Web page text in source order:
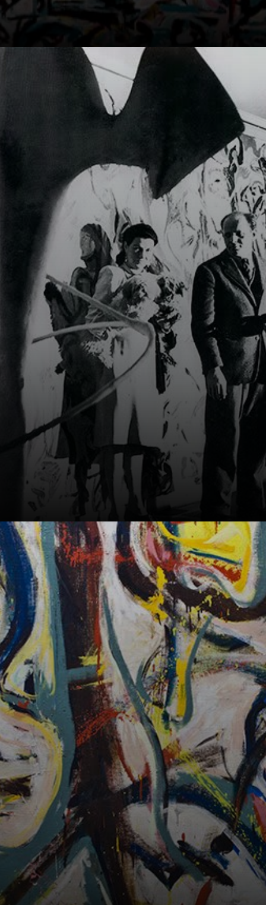
Gestada en 1943
por encargo de
Peggy
Guggenheim para
su apartamento
neoyorquino, esta